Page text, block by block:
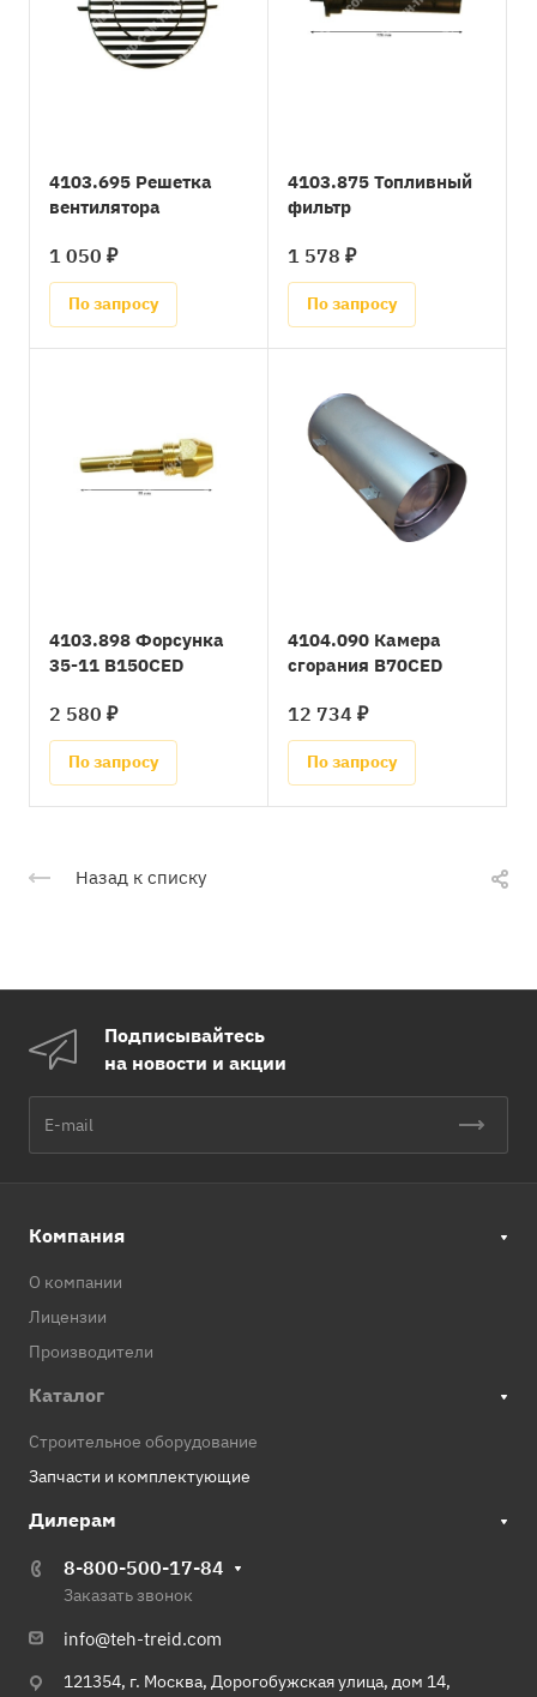
4103.695 Решетка
вентилятора
1 050 ₽
По запросу
4103.875 Топливный
фильтр
1 578 ₽
По запросу
4103.898 Форсунка
35-11 B150CED
2 580 ₽
По запросу
4104.090 Камера
сгорания B70CED
12 734 ₽
По запросу
Назад к списку
Подписывайтесь
на новости и акции
Компания
О компании
Лицензии
Производители
Каталог
Строительное оборудование
Запчасти и комплектующие
Дилерам
8-800-500-17-84
Заказать звонок
info@teh-treid.com
121354, г. Москва, Дорогобужская улица, дом 14,